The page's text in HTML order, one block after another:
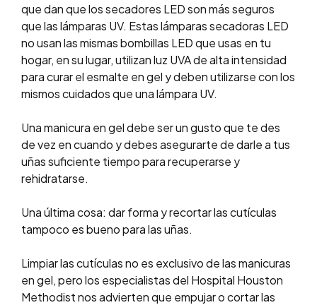
que dan que los secadores LED son más seguros
que las lámparas UV. Estas lámparas secadoras LED
no usan las mismas bombillas LED que usas en tu
hogar, en su lugar, utilizan luz UVA de alta intensidad
para curar el esmalte en gel y deben utilizarse con los
mismos cuidados que una lámpara UV.
Una manicura en gel debe ser un gusto que te des
de vez en cuando y debes asegurarte de darle a tus
uñas suficiente tiempo para recuperarse y
rehidratarse.
Una última cosa: dar forma y recortar las cutículas
tampoco es bueno para las uñas.
Limpiar las cutículas no es exclusivo de las manicuras
en gel, pero los especialistas del Hospital Houston
Methodist nos advierten que empujar o cortar las